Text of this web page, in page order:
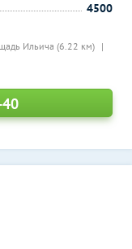
Ильича (6.22 км)
4500